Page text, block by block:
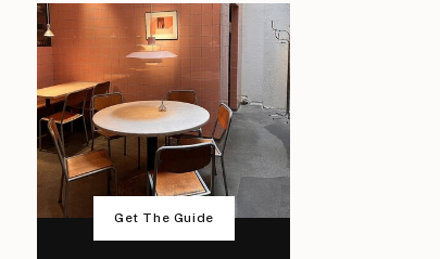
Get The Guide